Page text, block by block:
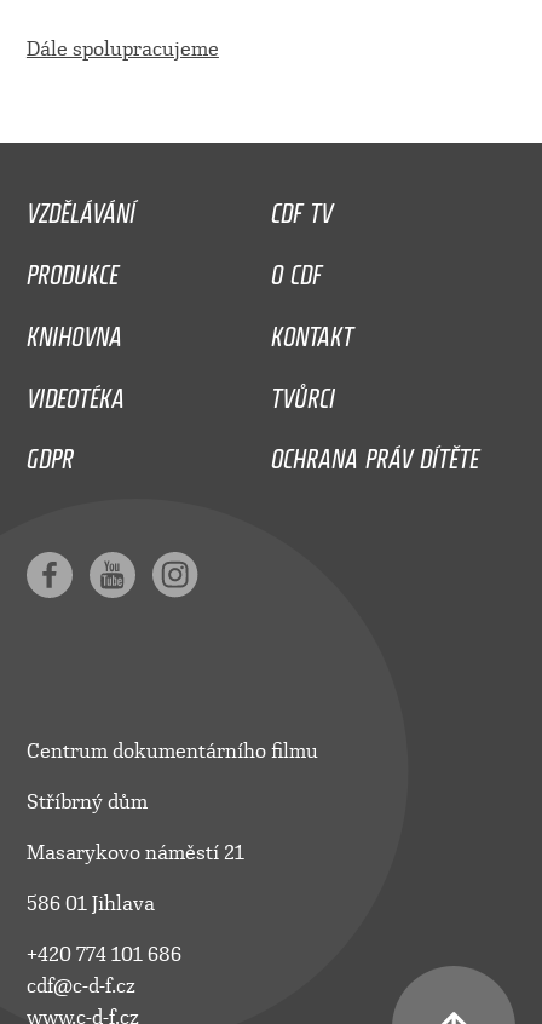
Dále spolupracujeme
VZDĚLÁVÁNÍ
CDF TV
PRODUKCE
O CDF
KNIHOVNA
KONTAKT
VIDEOTÉKA
TVŮRCI
GDPR
OCHRANA PRÁV DÍTĚTE
Centrum dokumentárního filmu
Stříbrný dům
Masarykovo náměstí 21
586 01 Jihlava
+420 774 101 686
cdf@c-d-f.cz
www.c-d-f.cz